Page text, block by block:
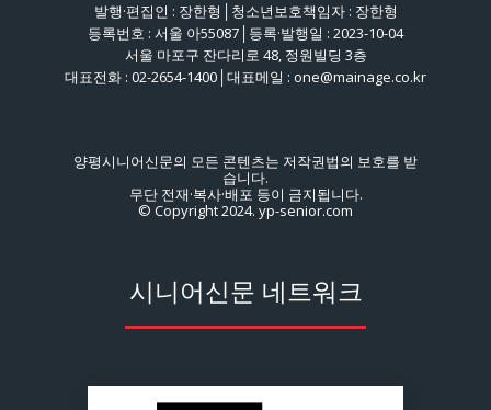
발행·편집인 : 장한형│청소년보호책임자 : 장한형
등록번호 : 서울 아55087│등록·발행일 : 2023-10-04
서울 마포구 잔다리로 48, 정원빌딩 3층
대표전화 : 02-2654-1400│대표메일 : one@mainage.co.kr
양평시니어신문의 모든 콘텐츠는 저작권법의 보호를 받
습니다.
무단 전재·복사·배포 등이 금지됩니다.
© Copyright 2024. yp-senior.com
시니어신문 네트워크